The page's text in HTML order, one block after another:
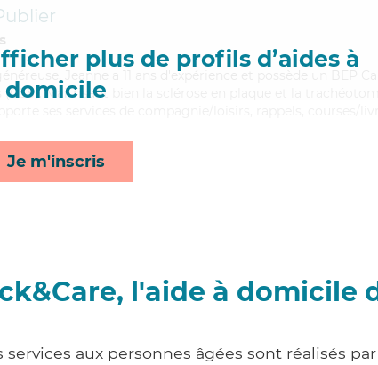
plus de profils d’aides à
domicile
Je m'inscris
Jeanne a 11 ans d'expérience et possède un BEP
(CSS). Maitrisant bien la sclérose en plaque et la
l'aide à domicile
services aux personnes âgées sont réalisés